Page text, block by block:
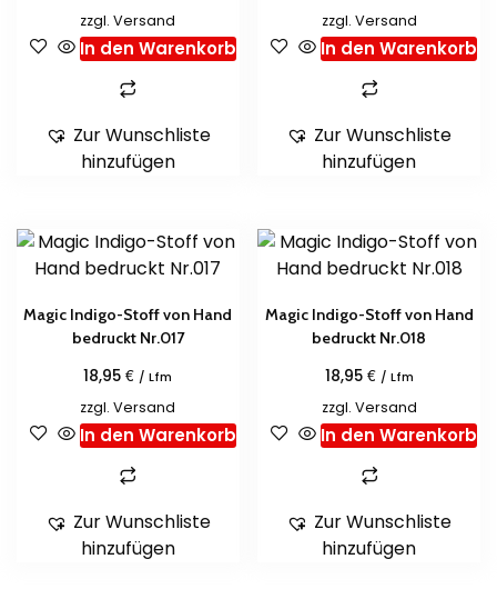
zzgl.Versand
In den Warenkorb
Zur Wunschliste
hinzufügen
zzgl. Versand
In den Warenkorb
Zur Wunschliste
hinzufügen
Magic Indigo-Stoff von Hand
bedruckt Nr.017
18,95€ / Lfm
zzgl.Versand
In den Warenkorb
Zur Wunschliste
hinzufügen
Magic Indigo-Stoff von Hand
bedruckt Nr.018
18,95 € / Lfm
zzgl. Versand
In den Warenkorb
Zur Wunschliste
hinzufügen